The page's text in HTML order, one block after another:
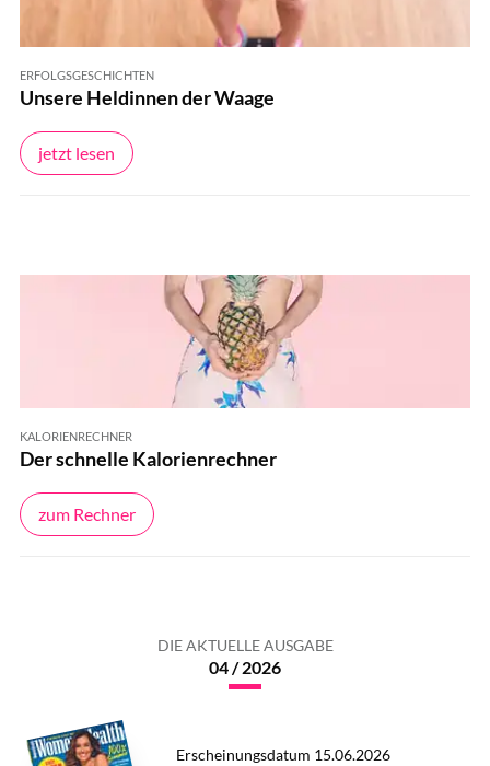
ERFOLGSGESCHICHTEN
Unsere Heldinnen der Waage
jetzt lesen
KALORIENRECHNER
Der schnelle Kalorienrechner
zum Rechner
DIE AKTUELLE AUSGABE
04 / 2026
Erscheinungsdatum 15.06.2026